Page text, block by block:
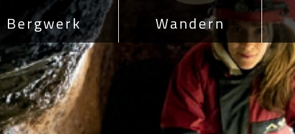
Bergwerk Wandern